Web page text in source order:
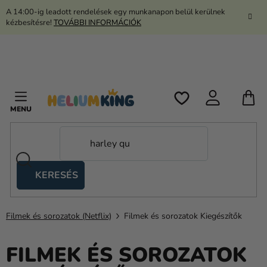
Ugrás
A 14:00-ig leadott rendelések egy munkanapon belül kerülnek
kézbesítésre! TOVÁBBI INFORMÁCIÓK
KERESÉS
sátrak
Kanekalon
Hélium
és
Filmek és sorozatok (Netflix) Filmek és sorozatok Kiegészítők
FILMEK ÉS SOROZATOK